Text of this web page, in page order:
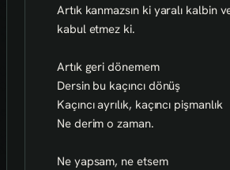
Artık kanmazsın ki yaralı kalbin
kabul etmez ki.
Artık geri dönemem
Dersin bu kaçıncı dönüş
Kaçıncı ayrılık, kaçıncı pişmanlık
Ne derim o zaman.
Ne yapsam, ne etsem